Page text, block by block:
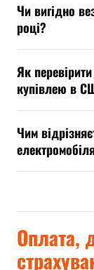
Чи вигідно
році?
Як
купівлею в
Чим
Оплата,